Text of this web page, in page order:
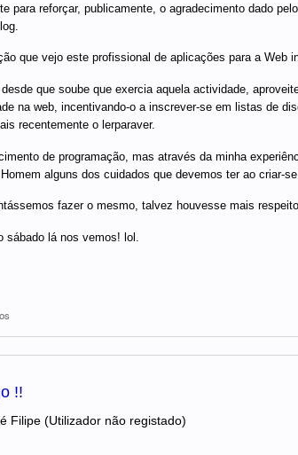
para reforçar, publicamente, o agradecimento dado
que vejo este profissional de aplicações para a Web
que soube que exercia aquela actividade,
na web, incentivando-o a inscrever-se em listas de
recentemente o lerparaver.
de programação, mas através da minha
alguns dos cuidados que devemos ter ao criar-
fazer o mesmo, talvez houvesse mais
sábado lá nos vemos! lol.
!!
Filipe (Utilizador não registado)